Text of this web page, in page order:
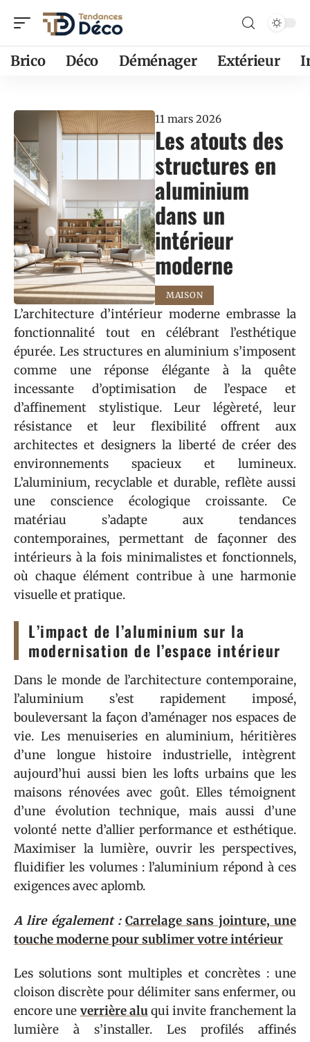
Brico Déco Déménager Extérieur
11 mars 2026
Les atouts des
structures en
aluminium
dans un
intérieur
moderne
MAISON
L’architecture d’intérieur moderne embrasse la
fonctionnalité tout en célébrant l’esthétique
épurée. Les structures en aluminium s’imposent
comme une réponse élégante à la quête
incessante d’optimisation de l’espace et
d’affinement stylistique. Leur légèreté, leur
résistance et leur flexibilité offrent aux
architectes et designers la liberté de créer des
environnements spacieux et lumineux.
L’aluminium, recyclable et durable, reflète aussi
une conscience écologique croissante. Ce
matériau s’adapte aux tendances
contemporaines, permettant de façonner des
intérieurs à la fois minimalistes et fonctionnels,
où chaque élément contribue à une harmonie
visuelle et pratique.
L’impact de l’aluminium sur la
modernisation de l’espace intérieur
Dans le monde de l’architecture contemporaine,
l’aluminium s’est rapidement imposé,
bouleversant la façon d’aménager nos espaces de
vie. Les menuiseries en aluminium, héritières
d’une longue histoire industrielle, intègrent
aujourd’hui aussi bien les lofts urbains que les
maisons rénovées avec goût. Elles témoignent
d’une évolution technique, mais aussi d’une
volonté nette d’allier performance et esthétique.
Maximiser la lumière, ouvrir les perspectives,
fluidifier les volumes : l’aluminium répond à ces
exigences avec aplomb.
A lire également : Carrelage sans jointure, une
touche moderne pour sublimer votre intérieur
Les solutions sont multiples et concrètes : une
cloison discrète pour délimiter sans enfermer, ou
encore une verrière aluqui invite franchement la
lumière à s’installer. Les profilés affinés